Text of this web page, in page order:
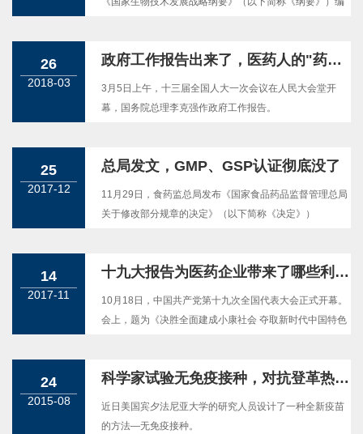
26
2018-03
政府工作报告出来了，医药人的"药点"都在这里
3月5日上午，十三届全国人大一次会议在人民大会堂开
幕，国务院总理李克强作政府工作报告。
25
2017-12
总局发文，GMP、GSP认证彻底没了
11月29日，食药监总局发布《国家食品药品监督管理总局
关于修改部分规章的决定》（以下简称《决定》）
14
2017-11
十九大报告为医药企业带来了哪些利好？
10月18日，中国共产党第十九次全国代表大会正式开幕。
会上，题为《决胜全面建成小康社会 夺取新时代中国特色
大家参考。
24
2015-08
科学家试验无免疫接种，对抗登革热感染
近日美国宾夕法尼亚大学的研究人员设计了一种全新疫苗
的方法—无免疫接种。